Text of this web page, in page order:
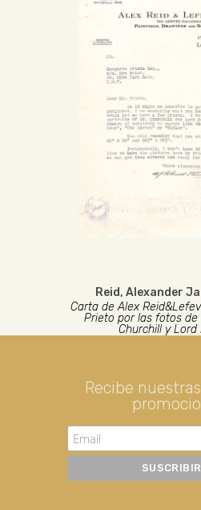
Reid, Alexander
Carta de Alex
Prieto por las fotos
Churchill y Lord
Recibe